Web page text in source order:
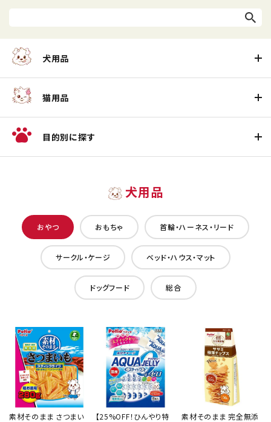
犬用品
猫用品
目的別に探す
犬用品
おやつ おもちゃ 首輪・ハーネス・リード
サークル・ケージ ベッド・ハウス・マット
ドッグフード 総合
素材そのまま さつまい
【25%OFF！ひんやり特
素材そのまま 完全無添